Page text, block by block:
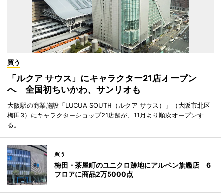
買う
「ルクア サウス」にキャラクター21店オープン
へ 全国初ちいかわ、サンリオも
大阪駅の商業施設「LUCUA SOUTH（ルクア サウス）」（大阪市北区
梅田3）にキャラクターショップ21店舗が、11月より順次オープンす
る。
買う
梅田・茶屋町のユニクロ跡地にアルペン旗艦店 6
フロアに商品2万5000点